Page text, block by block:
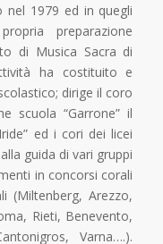
1979 ed in quegli
preparazione
di Musica Sacra di
ha costituito e
dirige il coro
scuola “Garrone” il
ed i cori dei licei
guida di vari gruppi
in concorsi corali
(Miltenberg, Arezzo,
Rieti, Benevento,
Varna….).